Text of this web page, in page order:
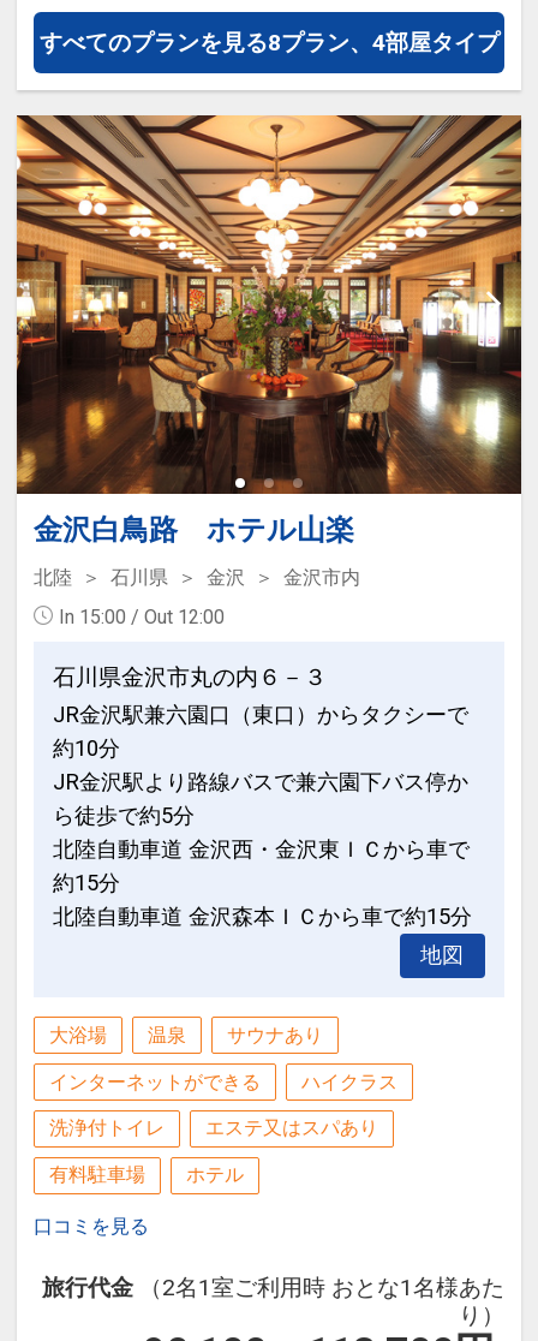
司、それぞれのカウンターをもちシェフ
や職人による
出来立て、作りたての逸品をお届けいた
します。
営業時間
Breakfast 7：00～11：00（最終入店
10：30）
Lunch 11：45～15：00（L.O.14：00）
※土日・祝日のみ営業
Dinner 17：30～21：30（L.O.20：00）
■ロビーラウンジ＆バー セゾン
金沢の夜を魅力的に飾る色鮮やかなカク
テルや世界の銘酒、
生演奏に耳を傾け、
こだわりのグラスを片手にゆるやかに流
営業時間
11：00～23：00 （L.O.22：30）
11：00～17：00 ウェルカムドリンク＆
ケーキセット
17：30～23：00 バータイム
■金沢の四季の移ろいを映す優美な中庭
奥の滝から階段状に組まれた自然石の間
りとした風情、
水面に反射した水影を照明効果として取
り入れ、
四季を彩る、華やかさと静穏な優美さを
持つ中庭の景を繊細な光で際立てます。
設定期間：2026年4月1日～2026年11月
インターネットコース番号：DP-1-
「空室照会結果確認画面」でご確認くだ
さい。
氏名・客室タイプ・食事条件・プラン同
一であることが割引適用の条件となりま
す。
「食事なしプラン」と「朝食付プラン」
をご用意しています。
●「食事なしプラン」と「朝食付プラ
ン」を掲載しています。
※ご覧のページの【食事条件】をお確か
めのうえ、ご予約にお進みください。
■金沢ダイニング きざはし
近江町市場から届けられる石川県・金沢
織り成す美食の数々を贅沢に、ご堪能い
ただけるオールデイダイニング。
司、それぞれのカウンターをもちシェフ
や職人による
出来立て、作りたての逸品をお届けいた
します。
営業時間
Breakfast 7：00～11：00（最終入店
10：30）
Lunch 11：45～15：00（L.O.14：00）
Dinner 17：30～21：30（L.O.20：00）
■ロビーラウンジ＆バー セゾン
金沢の夜を魅力的に飾る色鮮やかなカク
テルや世界の銘酒、
こだわりの料理の数々。流れるピアノの
こだわりのグラスを片手にゆるやかに流
れる大人のひとときをお愉しみください
ませ。
すべてのプランを見る8プラン、4部屋タイプ
金沢白鳥路 ホテル山楽
北陸 石川県 金沢
金沢市内
In 15:00 / Out 12:00
石川県金沢市丸の内６－３
JR金沢駅兼六園口（東口）からタクシーで
約10分
JR金沢駅より路線バスで兼六園下バス停か
ら徒歩で約5分
北陸自動車道 金沢西・金沢東ＩＣから車で
約15分
北陸自動車道 金沢森本ＩＣから車で約15分
地図
大浴場 温泉 サウナあり
インターネットができる ハイクラス
洗浄付トイレ エステ又はスパあり
有料駐車場 ホテル
口コミを見る
旅行代金
（2名1室ご利用時 おとな1名様あた
り）